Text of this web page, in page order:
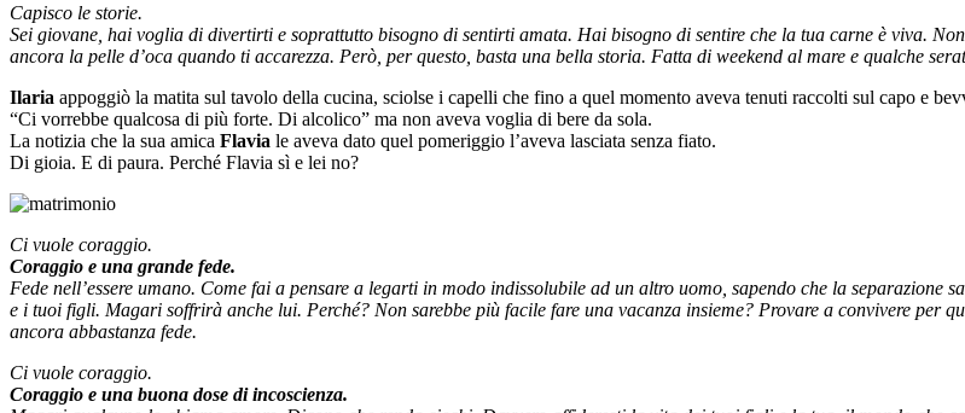
Capisco le storie.
Sei giovane, hai voglia di divertirti e soprattutto bisogno di sentirti amata. Hai bisogno di sentire che la tua carne è viva.
ancora la pelle d’oca quando ti accarezza. Però, per questo, basta una bella storia. Fatta di weekend al mare e qualche
Ilaria appoggiò la matita sul tavolo della cucina, sciolse i capelli che fino a quel momento aveva tenuti raccolti sul capo e
“Ci vorrebbe qualcosa di più forte. Di alcolico” ma non aveva voglia di bere da sola.
La notizia che la sua amica Flavia le aveva dato quel pomeriggio l’aveva lasciata senza fiato.
Di gioia. E di paura. Perché Flavia sì e lei no?
Ci vuole coraggio.
Coraggio e una grande fede.
Fede nell’essere umano. Come fai a pensare a legarti in modo indissolubile ad un altro uomo, sapendo che la
e i tuoi figli. Magari soffrirà anche lui. Perché? Non sarebbe più facile fare una vacanza insieme? Provare a convivere per
ancora abbastanza fede.
Ci vuole coraggio.
Coraggio e una buona dose di incoscienza.